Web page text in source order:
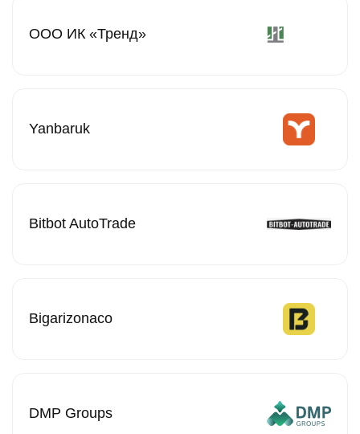
ООО ИК «Тренд»
Yanbaruk
Bitbot AutoTrade
Bigarizonaco
DMP Groups